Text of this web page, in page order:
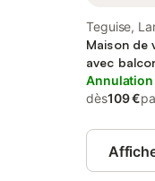
Teguise,
Maison de
avec
dès109 €